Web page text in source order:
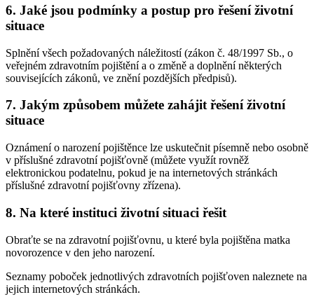
6. Jaké jsou podmínky a postup pro řešení životní
situace
Splnění všech požadovaných náležitostí (zákon č. 48/1997 Sb., o
veřejném zdravotním pojištění a o změně a doplnění některých
souvisejících zákonů, ve znění pozdějších předpisů).
7. Jakým způsobem můžete zahájit řešení životní
situace
Oznámení o narození pojištěnce lze uskutečnit písemně nebo osobně
v příslušné zdravotní pojišťovně (můžete využít rovněž
elektronickou podatelnu, pokud je na internetových stránkách
příslušné zdravotní pojišťovny zřízena).
8. Na které instituci životní situaci řešit
Obraťte se na zdravotní pojišťovnu, u které byla pojištěna matka
novorozence v den jeho narození.
Seznamy poboček jednotlivých zdravotních pojišťoven naleznete na
jejich internetových stránkách.